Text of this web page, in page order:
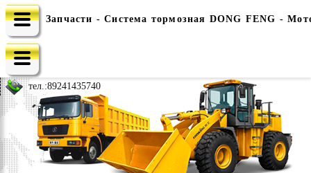
e-mail: china-spec@inbox.ru
тел.:89241435740
Запчасти - Система тормозная DONG FENG -